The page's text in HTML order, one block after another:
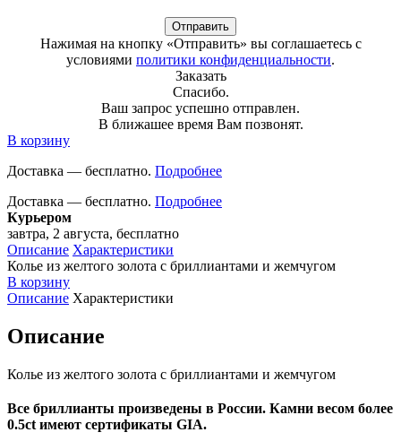
Отправить
Нажимая на кнопку «Отправить» вы соглашаетесь с
условиями политики конфиденциальности.
Заказать
Спасибо.
Ваш запрос успешно отправлен.
В ближашее время Вам позвонят.
В корзину
Доставка — бесплатно. Подробнее
Доставка — бесплатно. Подробнее
Курьером
завтра, 2 августа, бесплатно
Описание Характеристики
Колье из желтого золота с бриллиантами и жемчугом
В корзину
Описание Характеристики
Описание
Колье из желтого золота с бриллиантами и жемчугом
Все бриллианты произведены в России. Камни весом более
0.5ct имеют сертификаты GIA.